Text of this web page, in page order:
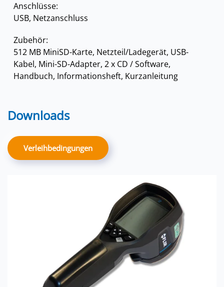
Anschlüsse:
USB, Netzanschluss
Zubehör:
512 MB MiniSD-Karte, Netzteil/Ladegerät, USB-
Kabel, Mini-SD-Adapter, 2 x CD / Software,
Handbuch, Informationsheft, Kurzanleitung
Downloads
Verleihbedingungen